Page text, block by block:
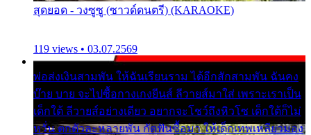
สุดยอด - วงซูซู (ซาวด์ดนตรี) (KARAOKE)
119 views • 03.07.2569
พ่อส่งเงินสามพัน ให้ฉันเรียนราม ได้อีกสักสามพัน ฉันคง
บ๊าย บาย จะไปซื้อกางเกงยีนส์ ลีวายส์มาใส่ เพราะเราเป็น
เด็กใต้ ลีวายส์อย่างเดียว อยากจะโชว์ถึงหิวโซ เด็กใต้ก็ไม่
หวั่น ตกตัวละหลายพัน กัดฟันซื้อมา ให้เด็กเทพเหลียวมอง